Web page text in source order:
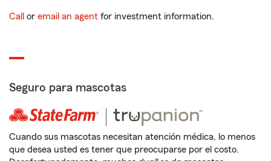
Call or email an agent for investment information.
Seguro para mascotas
Cuando sus mascotas necesitan atención médica, lo menos
que desea usted es tener que preocuparse por el costo.